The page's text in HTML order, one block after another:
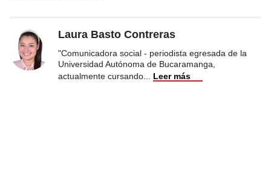
Laura Basto Contreras
"Comunicadora social - periodista egresada de la
Universidad Autónoma de Bucaramanga,
actualmente cursando
Leer más